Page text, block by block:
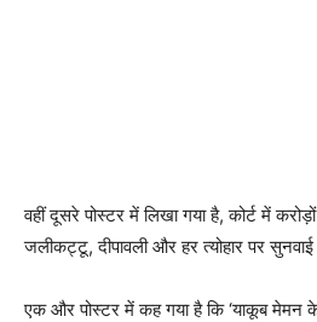
वहीं दूसरे पोस्टर में लिखा गया है, कोर्ट में
जलीकट्टू, दीपावली और हर त्योहार पर
एक और पोस्टर में कह गया है कि ‘याकूब मेमन के